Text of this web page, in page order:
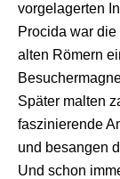
vorgelagerten
Procida war
alten Römern
Später malten
faszinierende
und besangen
Und schon